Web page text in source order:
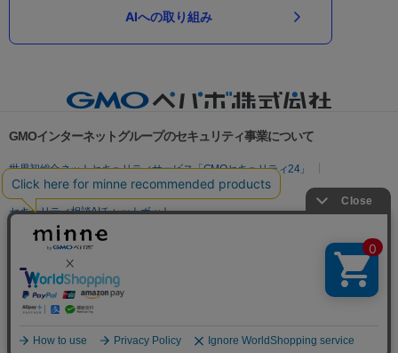
AIへの取り組み
GMOインターネットグループのセキュリティ事業について
世界初総合ネットセキュリティサービス「GMOセキュリティ24」
パスワード漏洩診断
Webサイトリスク診断
セキュリティ相談AIチャットボット
実在証明・盗聴対策
サイバー攻撃対策（GMO Flatt Security）
セキュリティ事業の軌跡